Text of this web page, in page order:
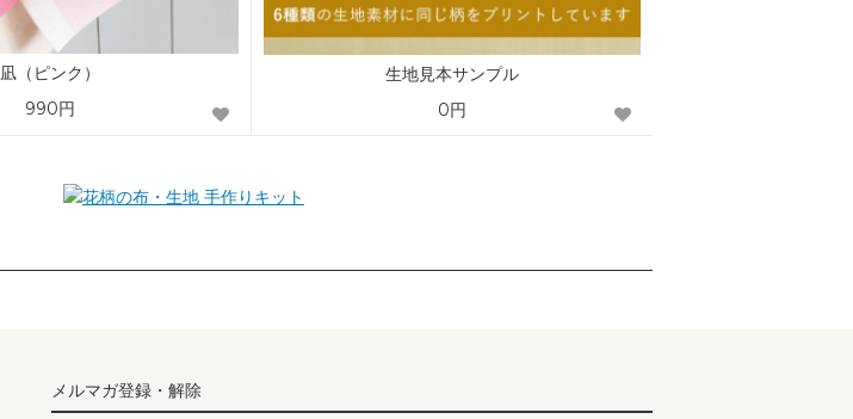
凪（ピンク）
990円
生地見本サンプル
0円
手作りキット
メルマガ登録・解除